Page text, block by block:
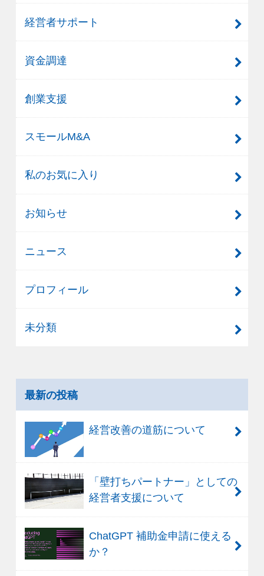
経営者サポート
資金調達
創業支援
スモールM&A
私のお気に入り
お知らせ
ニュース
プロフィール
未分類
最新の投稿
経営改善の道筋について
「壁打ちパートナー」としての
経営者支援について
ChatGPT 補助金申請に使える
か？